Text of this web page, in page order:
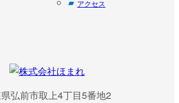
アクセス
弘前市取上4丁目5番地2